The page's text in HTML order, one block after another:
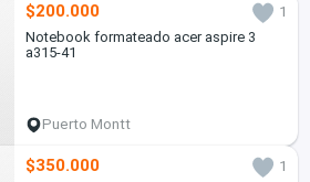
$200.000
1
Notebook formateado acer aspire 3
a315-41
Puerto Montt
$350.000
1